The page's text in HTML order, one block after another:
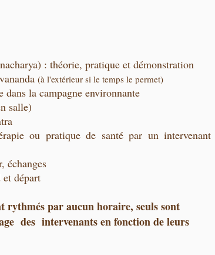
: théorie, pratique et démonstration
(à l'extérieur si le temps le permet)
dans la campagne environnante
salle)
ou pratique de santé par un intervenant
échanges
départ
rythmés par aucun horaire, seuls sont
des intervenants en fonction de leurs